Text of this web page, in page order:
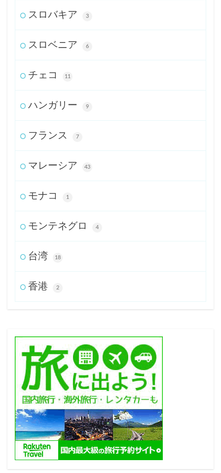
スロバキア 3
スロベニア 6
チェコ 11
ハンガリー 9
フランス 7
マレーシア 43
モナコ 1
モンテネグロ 4
台湾 18
香港 2